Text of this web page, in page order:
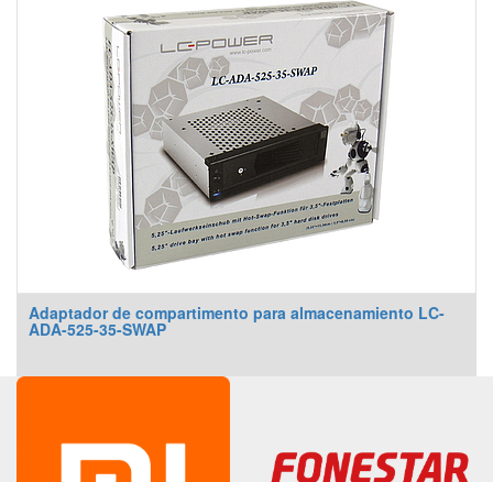
Adaptador de compartimento para almacenamiento LC-
ADA-525-35-SWAP